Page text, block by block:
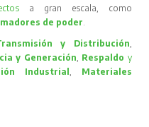
a gran escala, como
de poder
y Distribución
y Generación Respaldo y
Industrial
Materiales